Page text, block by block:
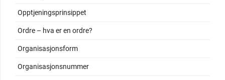
Opptjeningsprinsippet
Ordre – hva er en ordre?
Organisasjonsform
Organisasjonsnummer